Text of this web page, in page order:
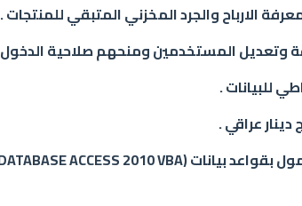
الارباح والجرد المخزني المتبقي للمنتجات .
وتعديل المستخدمين ومنحهم صلاحية الدخول
للبيانات .
دينار عراقي .